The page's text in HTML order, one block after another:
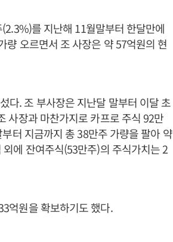
를 지난해 11월말부터 한달만에
량 오르면서 조 사장은 약 57억원의 현
다. 조 부사장은 지난달 말부터 이달 초
사장과 마찬가지로 카프로 주식 92만
터 지금까지 총 38만주 가량을 팔아 약
에 잔여주식(53만주)의 주식가치는 2
억원을 확보하기도 했다.